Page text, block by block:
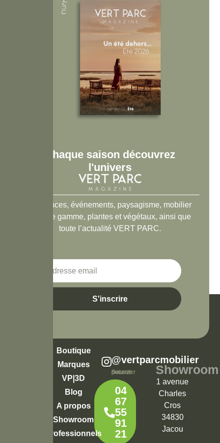
Chaque saison découvrez
l'univers
Tendances, événements, paysagisme, mobilier
haut de gamme, plantes et végétaux, ainsi que
toute l’actualité VERT PARC.
S'inscrire
Boutique
Marques
VP|3D
Blog
A propos
Showroom
Professionnels
@vertparcmobilier
Suivez-nous pour ne rien rater
04
67
55
91
21
Showroom
1 avenue
Charles
Cros
34830
Jacou